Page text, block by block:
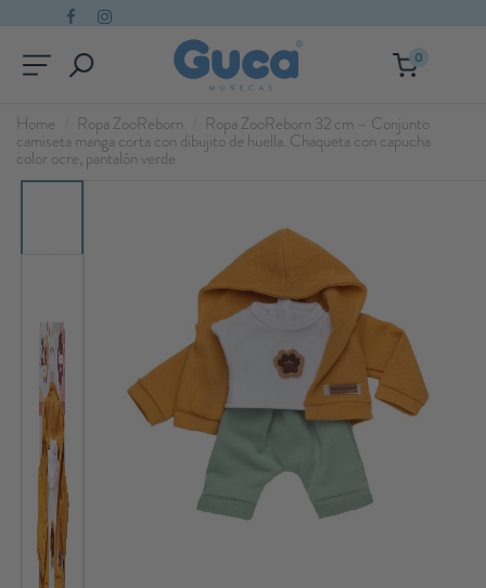
0
Home Ropa ZooReborn Ropa ZooReborn 32 cm – Conjunto
camiseta manga corta con dibujito de huella. Chaqueta con capucha
color ocre, pantalón verde